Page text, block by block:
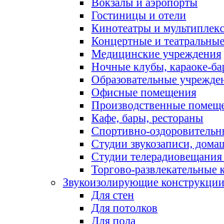
Вокзалы и аэропорты
Гостиницы и отели
Кинотеатры и
Концертные и
Медицинские учреждения
Ночные клубы, караоке-
Образовательные
Офисные помещения
Производственные
Кафе, бары, рестораны
Спортивно-
Студии звукозаписи,
Студии
Торгово-развлекательные
Звукоизолирующие конструкции
Для стен
Для потолков
Для пола